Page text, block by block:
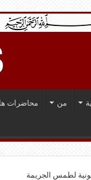
من محاضرات
لطمس الجريمة